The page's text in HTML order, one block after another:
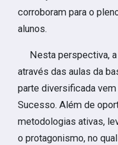
corroboram para o
alunos.
Nesta perspectiva, a
através das aulas da
parte diversificada
Sucesso. Além de
metodologias ativas,
o protagonismo, no